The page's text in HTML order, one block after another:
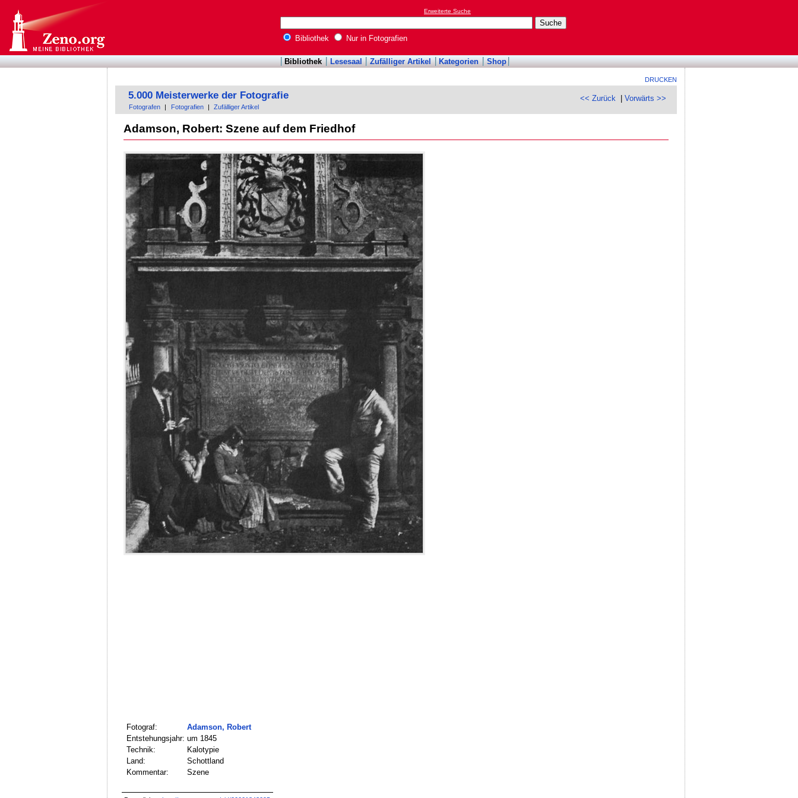
Erweiterte Suche
Bibliothek Nur in Fotografien
Bibliothek Lesesaal Zufälliger Artikel Kategorien Shop
DRUCKEN
<< Zurück |Vorwärts >>
5.000 Meisterwerke der Fotografie
Fotografen Fotografien Zufälliger Artikel
Adamson, Robert: Szene auf dem Friedhof
Fotograf:
Adamson, Robert
Entstehungsjahr: um 1845
Technik:
Kalotypie
Land:
Schottland
Kommentar:
Szene